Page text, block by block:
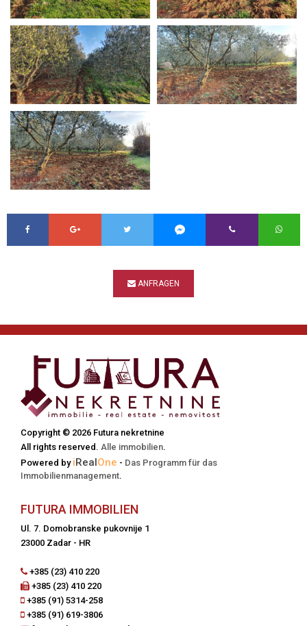
ANFRAGEN
Copyright © 2026 Futura nekretnine
All rights reserved. Alle immobilien.
Powered by iRealOne - Das Programm für das
Immobilienmanagement.
FUTURA IMMOBILIEN
Ul. 7. Domobranske pukovnije 1
23000 Zadar - HR
+385 (23) 410 220
+385 (23) 410 220
+385 (91) 5314-258
+385 (91) 619-3806